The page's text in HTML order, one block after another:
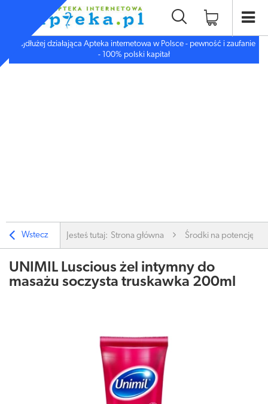
Najdłużej działająca Apteka internetowa w Polsce - pewność i zaufanie
- 100% polski kapitał
Wstecz Jesteś tutaj: Strona główna Środki na potencję i
UNIMIL Luscious żel intymny do
masażu soczysta truskawka 200ml